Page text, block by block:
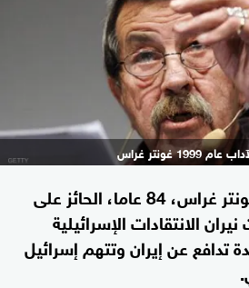
غونتر غراس
وقع الكاتب الألماني غونتر غراس، 84 عاما، الحائز على
الانتقادات الإسرائيلية
تدافع عن إيران وتتهم إسرائيل